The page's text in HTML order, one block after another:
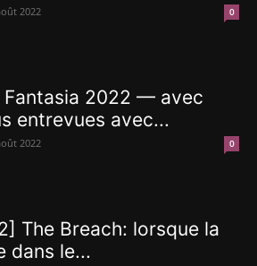
2022 0
2022 — avec
entrevues avec...
2022 0
The Breach: lorsque la
dans le...